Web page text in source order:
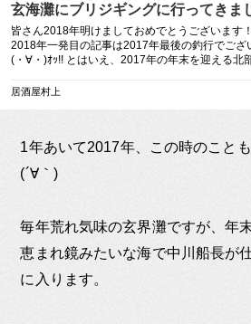
玄海灘にブリジギングに行ってきま
た！！ – 居酒屋村上
皆さん2018年明けましておめでとうございます
2018年一発目の記事は2017年最後の釣行でござ
(・∀・)ｵｯ!! とはいえ、2017年の年末を迎える北
いう […]
居酒屋村上
1年あいて2017年、この時のこと
(´∀｀)
毎年荒れ気味の玄界灘ですが、年
恵まれ鏡みたいな海で中川船長が
に入ります。